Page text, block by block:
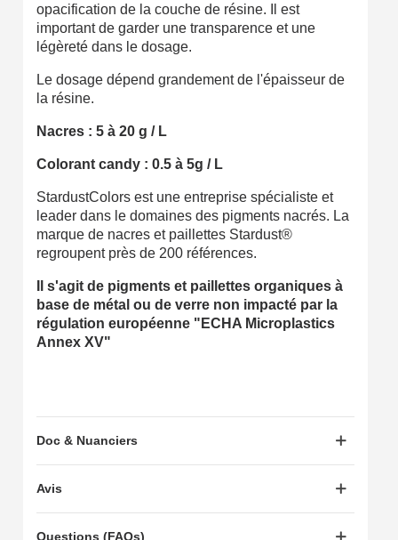
opacification de la couche de résine. Il est
important de garder une transparence et une
légèreté dans le dosage.
Le dosage dépend grandement de l'épaisseur de
la résine.
Nacres : 5 à 20 g / L
Colorant candy : 0.5 à 5g / L
StardustColors est une entreprise spécialiste et
leader dans le domaines des pigments nacrés. La
marque de nacres et paillettes Stardust®
regroupent près de 200 références.
Il s'agit de pigments et paillettes organiques à
base de métal ou de verre non impacté par la
régulation européenne "ECHA Microplastics
Annex XV"
Doc & Nuanciers
Avis
Questions (FAQs)